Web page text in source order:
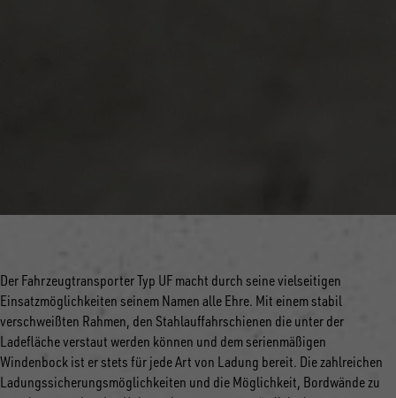
Der Fahrzeugtransporter Typ UF macht durch seine vielseitigen
Einsatzmöglichkeiten seinem Namen alle Ehre. Mit einem stabil
verschweißten Rahmen, den Stahlauffahrschienen die unter der
Ladefläche verstaut werden können und dem serienmäßigen
Windenbock ist er stets für jede Art von Ladung bereit. Die zahlreichen
Ladungssicherungsmöglichkeiten und die Möglichkeit, Bordwände zu